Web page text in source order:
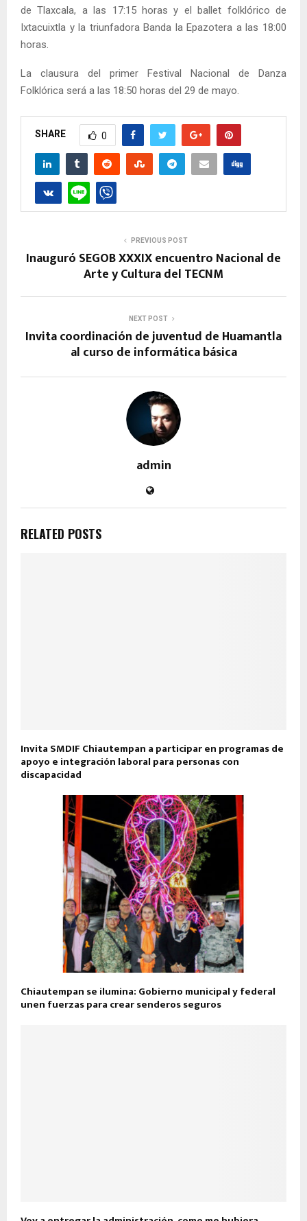
de Tlaxcala, a las 17:15 horas y el ballet folklórico de
Ixtacuixtla y la triunfadora Banda la Epazotera a las 18:00
horas.
La clausura del primer Festival Nacional de Danza
Folklórica será a las 18:50 horas del 29 de mayo.
SHARE 0
PREVIOUS POST
Inauguró SEGOB XXXIX encuentro Nacional de
Arte y Cultura del TECNM
NEXT POST
Invita coordinación de juventud de Huamantla
al curso de informática básica
admin
RELATED POSTS
Invita SMDIF Chiautempan a participar en programas de
apoyo e integración laboral para personas con
discapacidad
Chiautempan se ilumina: Gobierno municipal y federal
unen fuerzas para crear senderos seguros